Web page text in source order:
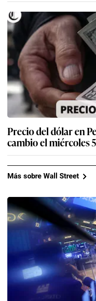
Precio del dólar en
cambio el miércoles
Más sobre Wall Street